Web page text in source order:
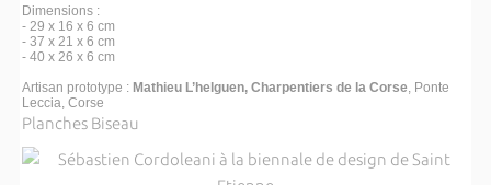
Dimensions :
- 29 x 16 x 6 cm
- 37 x 21 x 6 cm
- 40 x 26 x 6 cm
Artisan prototype : Mathieu L’helguen, Charpentiers de la Corse, Ponte
Leccia, Corse
Planches Biseau